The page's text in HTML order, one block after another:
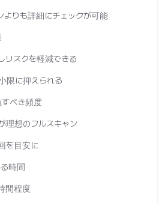
よりも詳細にチェックが可能
リスクを軽減できる
限に抑えられる
べき頻度
理想のフルスキャン
を目安に
時間
間程度